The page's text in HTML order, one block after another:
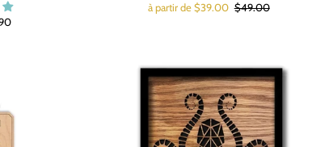
à partir de $39.00 $49.00